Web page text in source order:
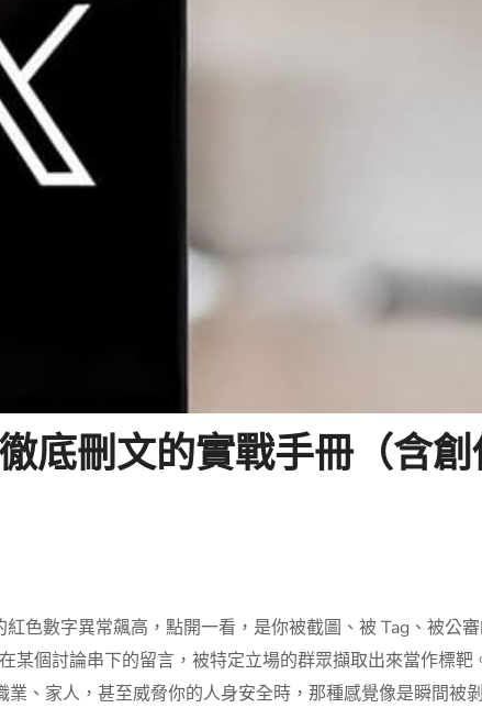
底刪文的實戰手冊（含
色數字異常飆高，點開一看，是你被截圖、被 Tag、被公
某個討論串下的留言，被特定立場的群眾擷取出來當作標靶
、家人，甚至威脅你的人身安全時，那種感覺像是瞬間被